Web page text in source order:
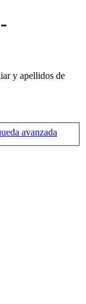
y apellidos de
avanzada